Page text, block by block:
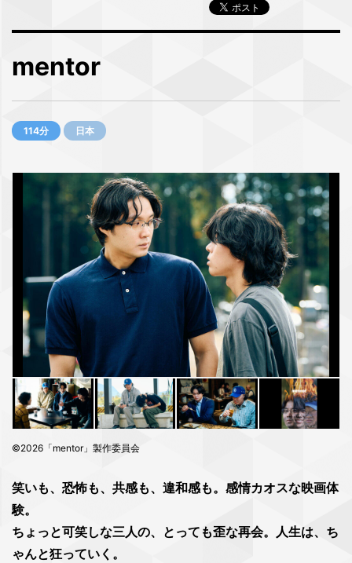
mentor
114分 日本
©2026「mentor」製作委員会
笑いも、恐怖も、共感も、違和感も。感情カオスな映画体
験。
ちょっと可笑しな三人の、とっても歪な再会。人生は、ち
ゃんと狂っていく。